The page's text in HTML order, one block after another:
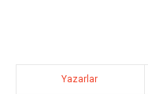
Yazarlar